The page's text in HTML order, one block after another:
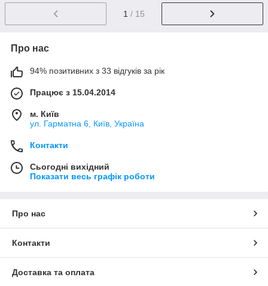
1 / 15
Про нас
94% позитивних з 33 відгуків за рік
Працює з 15.04.2014
м. Київ
ул. Гарматна 6, Київ, Україна
Контакти
Сьогодні вихідний
Показати весь графік роботи
Про нас
Контакти
Доставка та оплата